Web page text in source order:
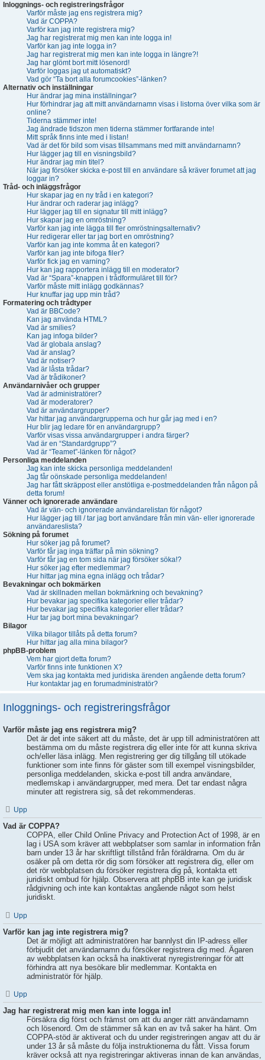
Inloggnings- och registreringsfrågor
Varför måste jag ens registrera mig?
Vad är COPPA?
Varför kan jag inte registrera mig?
Jag har registrerat mig men kan inte logga in!
Varför kan jag inte logga in?
Jag har registrerat mig men kan inte logga in längre?!
Jag har glömt bort mitt lösenord!
Varför loggas jag ut automatiskt?
Vad gör “Ta bort alla forumcookies”-länken?
Alternativ och inställningar
Hur ändrar jag mina inställningar?
Hur förhindrar jag att mitt användarnamn visas i listorna över vilka som är
online?
Tiderna stämmer inte!
Jag ändrade tidszon men tiderna stämmer fortfarande inte!
Mitt språk finns inte med i listan!
Vad är det för bild som visas tillsammans med mitt användarnamn?
Hur lägger jag till en visningsbild?
Hur ändrar jag min titel?
När jag försöker skicka e-post till en användare så kräver forumet att jag
loggar in?
Tråd- och inläggsfrågor
Hur skapar jag en ny tråd i en kategori?
Hur ändrar och raderar jag inlägg?
Hur lägger jag till en signatur till mitt inlägg?
Hur skapar jag en omröstning?
Varför kan jag inte lägga till fler omröstningsalternativ?
Hur redigerar eller tar jag bort en omröstning?
Varför kan jag inte komma åt en kategori?
Varför kan jag inte bifoga filer?
Varför fick jag en varning?
Hur kan jag rapportera inlägg till en moderator?
Vad är “Spara”-knappen i trådformuläret till för?
Varför måste mitt inlägg godkännas?
Hur knuffar jag upp min tråd?
Formatering och trådtyper
Vad är BBCode?
Kan jag använda HTML?
Vad är smilies?
Kan jag infoga bilder?
Vad är globala anslag?
Vad är anslag?
Vad är notiser?
Vad är låsta trådar?
Vad är trådikoner?
Användarnivåer och grupper
Vad är administratörer?
Vad är moderatorer?
Vad är användargrupper?
Var hittar jag användargrupperna och hur går jag med i en?
Hur blir jag ledare för en användargrupp?
Varför visas vissa användargrupper i andra färger?
Vad är en “Standardgrupp”?
Vad är “Teamet”-länken för något?
Personliga meddelanden
Jag kan inte skicka personliga meddelanden!
Jag får oönskade personliga meddelanden!
Jag har fått skräppost eller anstötliga e-postmeddelanden från någon på
detta forum!
Vänner och ignorerade användare
Vad är vän- och ignorerade användarelistan för något?
Hur lägger jag till / tar jag bort användare från min vän- eller ignorerade
användareslista?
Sökning på forumet
Hur söker jag på forumet?
Varför får jag inga träffar på min sökning?
Varför får jag en tom sida när jag försöker söka!?
Hur söker jag efter medlemmar?
Hur hittar jag mina egna inlägg och trådar?
Bevakningar och bokmärken
Vad är skillnaden mellan bokmärkning och bevakning?
Hur bevakar jag specifika kategorier eller trådar?
Hur bevakar jag specifika kategorier eller trådar?
Hur tar jag bort mina bevakningar?
Bilagor
Vilka bilagor tillåts på detta forum?
Hur hittar jag alla mina bilagor?
phpBB-problem
Vem har gjort detta forum?
Varför finns inte funktionen X?
Vem ska jag kontakta med juridiska ärenden angående detta forum?
Hur kontaktar jag en forumadministratör?
Inloggnings- och registreringsfrågor
Varför måste jag ens registrera mig?
Det är det inte säkert att du måste, det är upp till administratören att
bestämma om du måste registrera dig eller inte för att kunna skriva
och/eller läsa inlägg. Men registrering ger dig tillgång till utökade
funktioner som inte finns för gäster som till exempel visningsbilder,
personliga meddelanden, skicka e-post till andra användare,
medlemskap i användargrupper, med mera. Det tar endast några
minuter att registrera sig, så det rekommenderas.
Upp
Vad är COPPA?
COPPA, eller Child Online Privacy and Protection Act of 1998, är en
lag i USA som kräver att webbplatser som samlar in information från
barn under 13 år har skriftligt tillstånd från föräldrarna. Om du är
osäker på om detta rör dig som försöker att registrera dig, eller om
det rör webbplatsen du försöker registrera dig på, kontakta ett
juridiskt ombud för hjälp. Observera att phpBB inte kan ge juridisk
rådgivning och inte kan kontaktas angående något som helst
juridiskt.
Upp
Varför kan jag inte registrera mig?
Det är möjligt att administratören har bannlyst din IP-adress eller
förbjudit det användarnamn du försöker registrera dig med. Ägaren
av webbplatsen kan också ha inaktiverat nyregistreringar för att
förhindra att nya besökare blir medlemmar. Kontakta en
administratör för hjälp.
Upp
Jag har registrerat mig men kan inte logga in!
Försäkra dig först och främst om att du anger rätt användarnamn
och lösenord. Om de stämmer så kan en av två saker ha hänt. Om
COPPA-stöd är aktiverat och du under registreringen angav att du är
under 13 år så måste du följa instruktionerna du fått. Vissa forum
kräver också att nya registreringar aktiveras innan de kan användas,